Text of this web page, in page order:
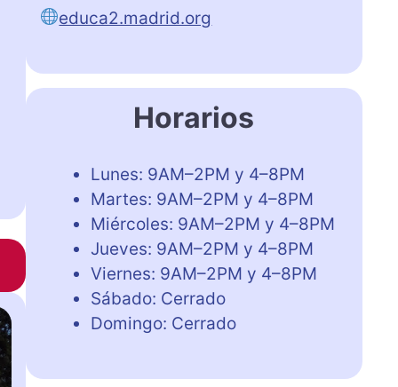
educa2.madrid.org
Horarios
Lunes: 9AM–2PM y 4–8PM
Martes: 9AM–2PM y 4–8PM
Miércoles: 9AM–2PM y 4–8PM
Jueves: 9AM–2PM y 4–8PM
Viernes: 9AM–2PM y 4–8PM
Sábado: Cerrado
Domingo: Cerrado